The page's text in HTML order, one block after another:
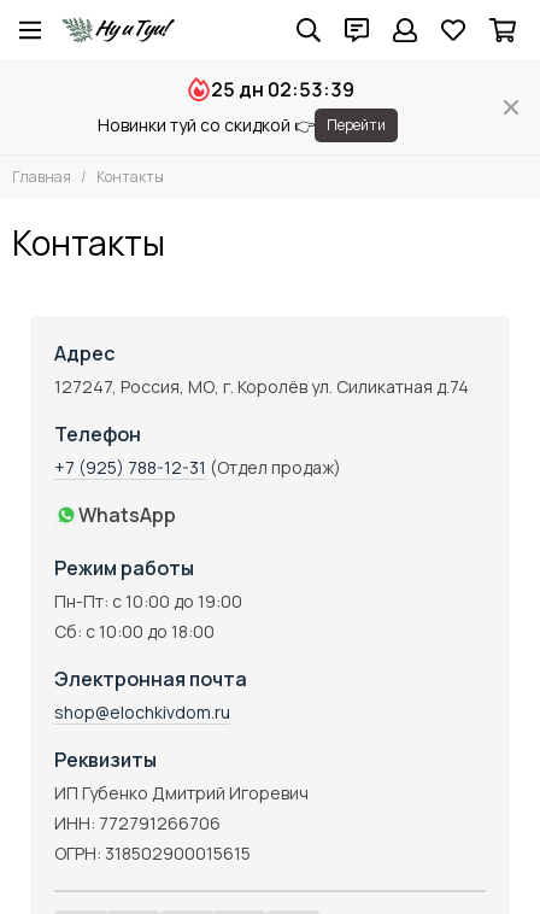
Новинки туй со скидкой 👉
25 дн 02:53:39
Перейти
Главная Контакты
Контакты
Адрес
127247, Россия, МО, г. Королёв ул. Силикатная д.74
Телефон
+7 (925) 788-12-31 (Отдел продаж)
WhatsApp
Режим работы
Пн-Пт: с 10:00 до 19:00
Сб: с 10:00 до 18:00
Электронная почта
shop@elochkivdom.ru
Реквизиты
ИП Губенко Дмитрий Игоревич
ИНН: 772791266706
ОГРН: 318502900015615